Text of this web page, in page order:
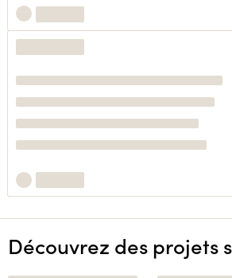
Découvrez des projets